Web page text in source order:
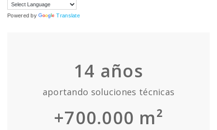
Powered by Translate
14 años
aportando soluciones técnicas
+700.000 m²